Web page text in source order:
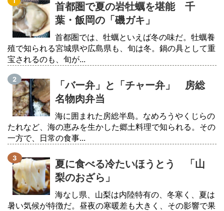
首都圏で夏の岩牡蠣を堪能 千
葉・飯岡の「磯ガキ」
首都圏では、牡蠣といえば冬の味だ。牡蠣養
殖で知られる宮城県や広島県も、旬は冬。鍋の具として重
宝されるのも、旬が...
「バー弁」と「チャー弁」 房総
名物肉弁当
海に囲まれた房総半島。なめろうやくじらの
たれなど、海の恵みを生かした郷土料理で知られる。その
一方で、日常の食事...
夏に食べる冷たいほうとう 「山
梨のおざら」
海なし県、山梨は内陸特有の、冬寒く、夏は
暑い気候が特徴だ。昼夜の寒暖差も大きく、その影響で果